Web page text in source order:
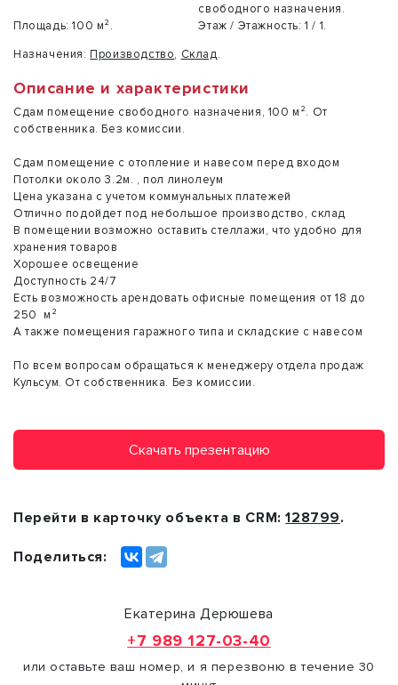
свободного назначения.
Площадь: 100 м². Этаж / Этажность: 1 / 1.
Назначения: Производство, Склад.
Описание и характеристики
Сдам помещение свободного назначения, 100 м². От
собственника. Без комиссии.
Сдам помещение с отопление и навесом перед входом
Потолки около 3.2м. , пол линолеум
Цена указана с учетом коммунальных платежей
Отлично подойдет под небольшое производство, склад
В помещении возможно оставить стеллажи, что удобно для
хранения товаров
Хорошее освещение
Доступность 24/7
Есть возможность арендовать офисные помещения от 18 до
250 м²
А также помещения гаражного типа и складские с навесом
По всем вопросам обращаться к менеджеру отдела продаж
Кульсум. От собственника. Без комиссии.
Скачать презентацию
Перейти в карточку объекта в CRM:128799.
Поделиться:
Екатерина Дерюшева
+7 989 127-03-40
или оставьте ваш номер, и я перезвоню в течение 30